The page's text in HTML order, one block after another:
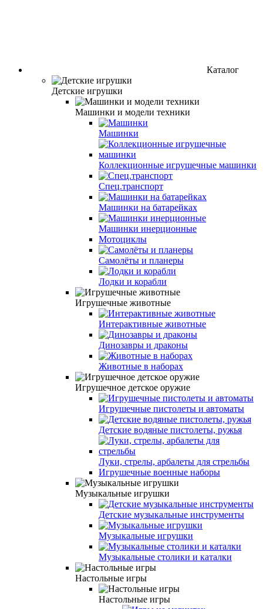
Каталог
Детские игрушки
Машинки и модели техники
Машинки
Коллекционные игрушечные машинки
Спец.транспорт
Машинки на батарейках
Машинки инерционные
Мотоциклы
Самолёты и планеры
Лодки и корабли
Игрушечные животные
Интерактивные животные
Динозавры и драконы
Животные в наборах
Игрушечное детское оружие
Игрушечные пистолеты и автоматы
Детские водяные пистолеты, ружья
Луки, стрелы, арбалеты для стрельбы
Игрушечные военные наборы
Музыкальные игрушки
Детские музыкальные инструменты
Музыкальные игрушки
Музыкальные столики и каталки
Настольные игры
Настольные игры